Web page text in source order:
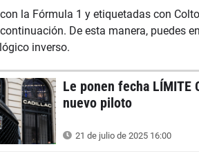
la Fórmula 1 y etiquetadas con
De esta manera, puedes
inverso.
Le ponen fecha LÍMITE
nuevo piloto
21 de julio de 2025 16:00